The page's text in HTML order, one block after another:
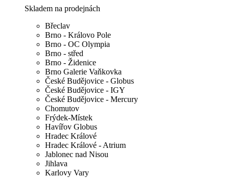
Skladem na prodejnách
Břeclav
Brno - Královo Pole
Brno - OC Olympia
Brno - střed
Brno - Židenice
Brno Galerie Vaňkovka
České Budějovice - Globus
České Budějovice - IGY
České Budějovice - Mercury
Chomutov
Frýdek-Místek
Havířov Globus
Hradec Králové
Hradec Králové - Atrium
Jablonec nad Nisou
Jihlava
Karlovy Vary